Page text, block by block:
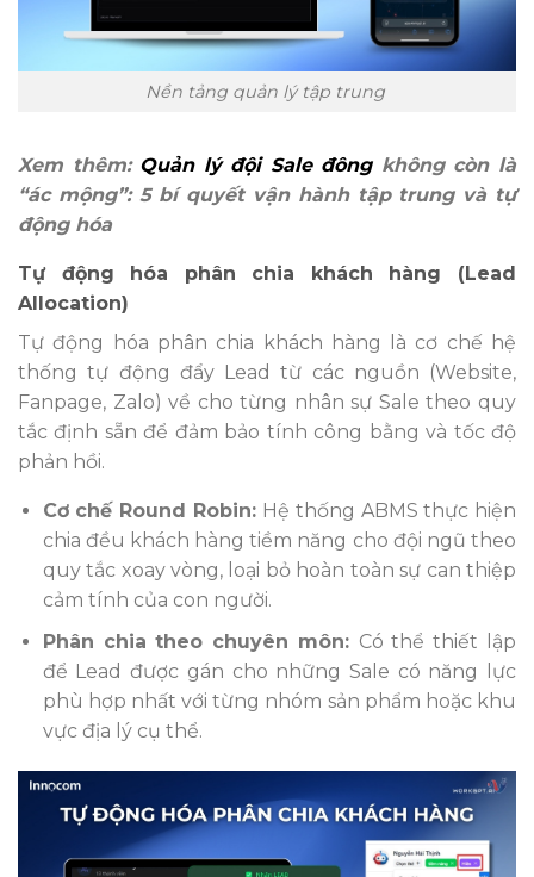
Nền tảng quản lý tập trung
Xem thêm: Quản lý đội Sale đôngkhông còn là
“ác mộng”: 5 bí quyết vận hành tập trung và tự
động hóa
Tự động hóa phân chia khách hàng (Lead
Allocation)
Tự động hóa phân chia khách hàng là cơ chế hệ
thống tự động đẩy Lead từ các nguồn (Website,
Fanpage, Zalo) về cho từng nhân sự Sale theo quy
tắc định sẵn để đảm bảo tính công bằng và tốc độ
phản hồi.
Cơ chế Round Robin: Hệ thống ABMS thực hiện
chia đều khách hàng tiềm năng cho đội ngũ theo
quy tắc xoay vòng, loại bỏ hoàn toàn sự can thiệp
cảm tính của con người.
Phân chia theo chuyên môn: Có thể thiết lập
để Lead được gán cho những Sale có năng lực
phù hợp nhất với từng nhóm sản phẩm hoặc khu
vực địa lý cụ thể.